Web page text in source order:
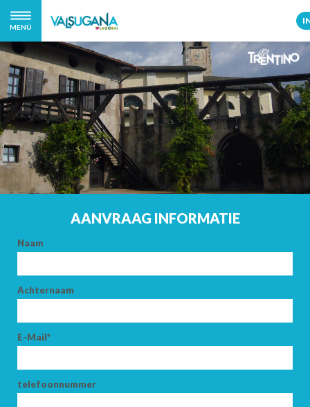
MENÙ
AANVRAAG INFORMATIE
Naam
Achternaam
E-Mail*
telefoonnummer